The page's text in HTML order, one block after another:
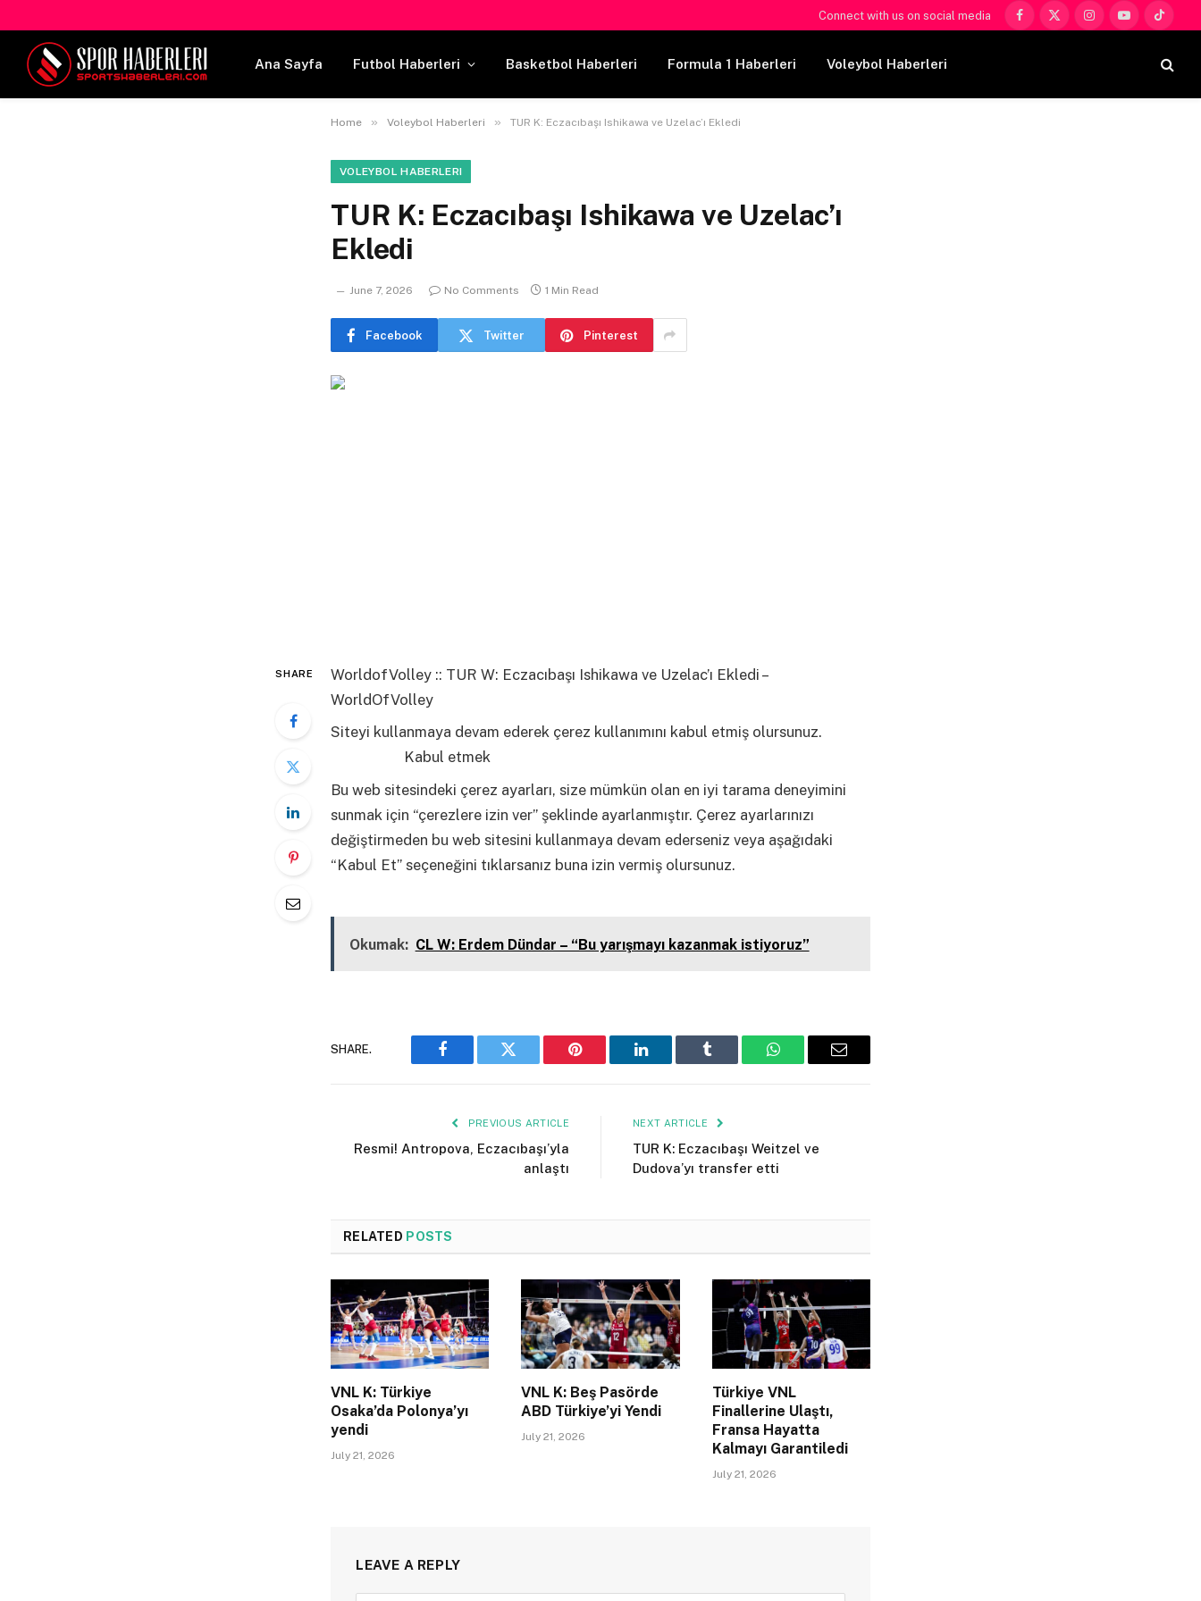
Connect with us on social media
Facebook
X
InstagramYouTubeTikTok
Ana Sayfa Futbol Haberleri Basketbol Haberleri Formula 1 Haberleri Voleybol Haberleri
Home » Voleybol Haberleri » TUR K: Eczacıbaşı Ishikawa ve Uzelac’ı Ekledi
VOLEYBOL HABERLERI
TUR K: Eczacıbaşı Ishikawa ve Uzelac’ı
Ekledi
June 7, 2026 No Comments 1 Min Read
Facebook Twitter Pinterest
SHARE
WorldofVolley :: TUR W: Eczacıbaşı Ishikawa ve Uzelac’ı Ekledi –
WorldOfVolley
Siteyi kullanmaya devam ederek çerez kullanımını kabul etmiş olursunuz.
Kabul etmek
Bu web sitesindeki çerez ayarları, size mümkün olan en iyi tarama deneyimini
sunmak için “çerezlere izin ver” şeklinde ayarlanmıştır. Çerez ayarlarınızı
değiştirmeden bu web sitesini kullanmaya devam ederseniz veya aşağıdaki
“Kabul Et” seçeneğini tıklarsanız buna izin vermiş olursunuz.
Okumak: CL W: Erdem Dündar – “Bu yarışmayı kazanmak istiyoruz”
SHARE.
Facebook Twitter Pinterest LinkedIn Tumblr WhatsAppEmail
PREVIOUS ARTICLE
Resmi! Antropova, Eczacıbaşı’yla
anlaştı
NEXT ARTICLE
TUR K: Eczacıbaşı Weitzel ve
Dudova’yı transfer etti
RELATED POSTS
VNL K: Türkiye
Osaka’da Polonya’yı
yendi
July 21, 2026
VNL K: Beş Pasörde
ABD Türkiye’yi Yendi
July 21, 2026
Türkiye VNL
Finallerine Ulaştı,
Fransa Hayatta
Kalmayı Garantiledi
July 21, 2026
LEAVE A REPLY